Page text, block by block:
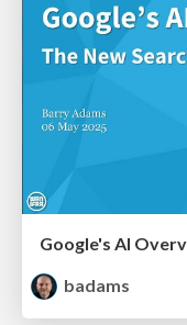
Google's AI
badams